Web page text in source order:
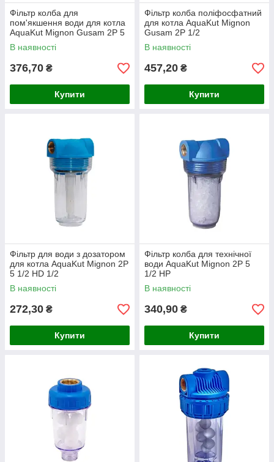
Фільтр колба для
пом'якшення води для котла
AquaKut Mignon Gusam 2P 5
1/2 HD 1/2
В наявності
376,70 ₴
Купити
Фільтр колба поліфосфатний
для котла AquaKut Mignon
Gusam 2P 1/2
В наявності
457,20 ₴
Купити
Фільтр для води з дозатором
для котла AquaKut Mignon 2P
5 1/2 HD 1/2
В наявності
272,30 ₴
Купити
Фільтр колба для технічної
води AquaKut Mignon 2P 5
1/2 HP
В наявності
340,90 ₴
Купити